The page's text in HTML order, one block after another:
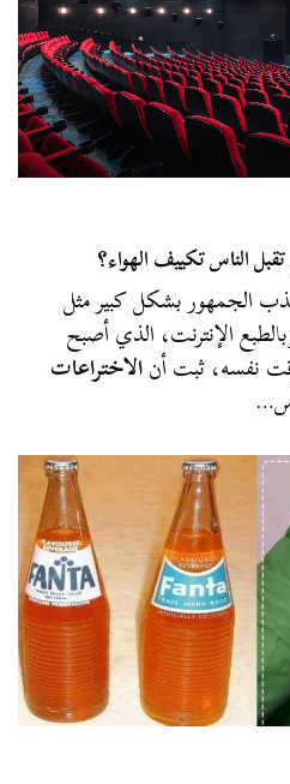
الناس تكييف الهواء؟
الجمهور بشكل كبير مثل
الإنترنت، الذي أصبح
نفسه، ثبت أنالاختراعات